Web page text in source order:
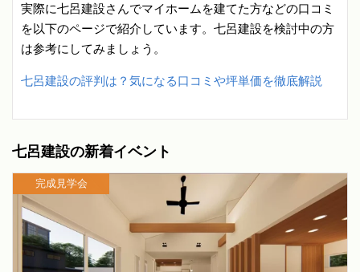
実際に七呂建設さんでマイホームを建てた方などの口コミ
を以下のページで紹介しています。七呂建設を検討中の方
は参考にしてみましょう。
七呂建設の評判は？気になる口コミや坪単価を徹底解説
七呂建設の新着イベント
完成見学会